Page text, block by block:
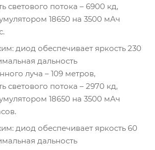
светового потока – 6900 кд,
18650 на 3500 мАч
диод обеспечивает яркость 230
дальность
луча – 109 метров,
светового потока – 2970 кд,
18650 на 3500 мАч
диод обеспечивает яркость 60
дальность